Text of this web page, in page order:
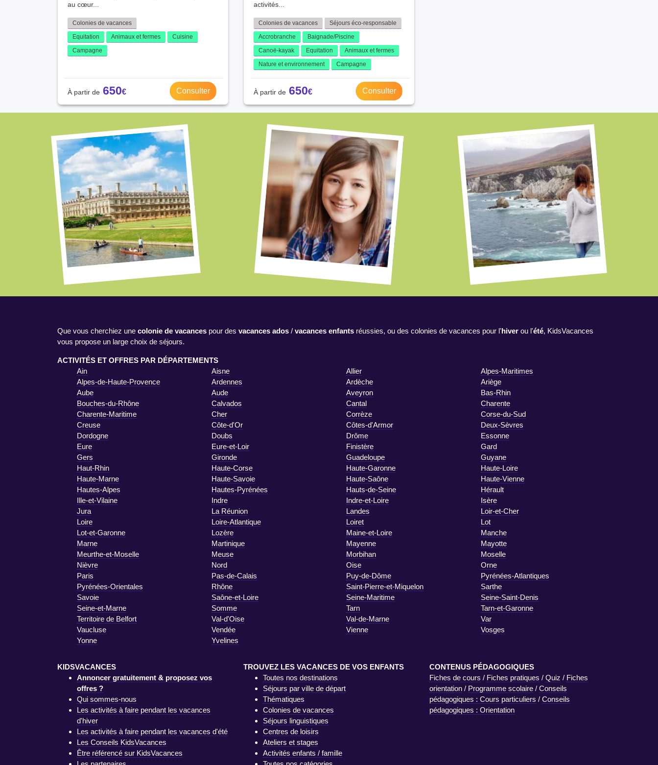
au cœur...
Colonies de vacances
Equitation
Animaux et fermes
Cuisine
Campagne
650 Consulter
activités...
Colonies de vacances
Séjours éco-responsable
Accrobranche
Baignade/Piscine
Canoë-kayak
Equitation
Animaux et fermes
Nature et environnement
Campagne
650 Consulter
Que vous cherchiez une colonie de vacances pour des vacances ados / vacances enfants réussies, ou des colonies de vacances pour l'hiver ou l'été, KidsVacances
vous propose un large choix de séjours.
ACTIVITÉS ET OFFRES PAR DÉPARTEMENTS
Ain
Aisne Allier
Alpes-Maritimes
Alpes-de-Haute-Provence
Ardennes Ardèche
Ariège
Aube
Aude Aveyron
Bas-Rhin
Bouches-du-Rhône
Calvados Cantal
Charente
Charente-Maritime
Cher Corrèze
Corse-du-Sud
Creuse
Côte-d'Or Côtes-d'Armor
Deux-Sèvres
Dordogne
Doubs Drôme
Essonne
Eure
Eure-et-Loir Finistère
Gard
Gers
Gironde Guadeloupe
Guyane
Haut-Rhin
Haute-Corse Haute-Garonne
Haute-Loire
Haute-Marne
Haute-Savoie Haute-Saône
Haute-Vienne
Hautes-Alpes
Hautes-Pyrénées Hauts-de-Seine
Hérault
Ille-et-Vilaine
Indre Indre-et-Loire
Isère
Jura
La Réunion Landes
Loir-et-Cher
Loire
Loire-Atlantique Loiret
Lot
Lot-et-Garonne
Lozère Maine-et-Loire
Manche
Marne
Martinique Mayenne
Mayotte
Meurthe-et-Moselle
Meuse Morbihan
Moselle
Nièvre
Nord Oise
Orne
Paris
Pas-de-Calais Puy-de-Dôme
Pyrénées-Atlantiques
Pyrénées-Orientales
Rhône Saint-Pierre-et-Miquelon
Sarthe
Savoie
Saône-et-Loire Seine-Maritime
Seine-Saint-Denis
Seine-et-Marne
Somme Tarn
Tarn-et-Garonne
Territoire de Belfort
Val-d'Oise Val-de-Marne
Var
Vaucluse
Vendée Vienne
Vosges
Yonne
Yvelines
KIDSVACANCES
Annoncer gratuitement & proposez vos
offres ?
Qui sommes-nous
Les activités à faire pendant les vacances
d'hiver
Les activités à faire pendant les vacances d'été
Les Conseils KidsVacances
Être référencé sur KidsVacances
TROUVEZ LES VACANCES DE VOS ENFANTS
Toutes nos destinations
Séjours par ville de départ
Thématiques
Colonies de vacances
Séjours linguistiques
Centres de loisirs
Ateliers et stages
Activités enfants / famille
CONTENUS PÉDAGOGIQUES
Fiches de cours / Fiches pratiques / Quiz / Fiches
orientation / Programme scolaire / Conseils
pédagogiques : Cours particuliers / Conseils
pédagogiques : Orientation